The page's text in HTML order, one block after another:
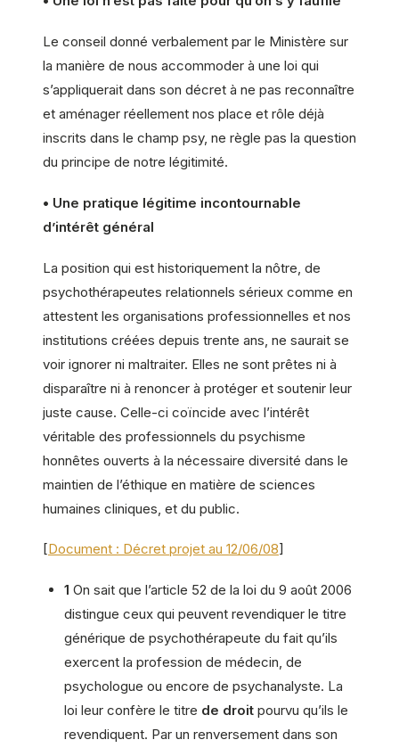
Le conseil donné verbalement par le Ministère sur
la manière de nous accommoder à une loi qui
s’appliquerait dans son décret à ne pas reconnaître
et aménager réellement nos place et rôle déjà
inscrits dans le champ psy, ne règle pas la question
du principe de notre légitimité.
• Une pratique légitime incontournable
d’intérêt général
La position qui est historiquement la nôtre, de
psychothérapeutes relationnels sérieux comme en
attestent les organisations professionnelles et nos
institutions créées depuis trente ans, ne saurait se
voir ignorer ni maltraiter. Elles ne sont prêtes ni à
disparaître ni à renoncer à protéger et soutenir leur
juste cause. Celle-ci coïncide avec l’intérêt
véritable des professionnels du psychisme
honnêtes ouverts à la nécessaire diversité dans le
maintien de l’éthique en matière de sciences
humaines cliniques, et du public.
[Document : Décret projet au 12/06/08]
1 On sait que l’article 52 de la loi du 9 août 2006
distingue ceux qui peuvent revendiquer le titre
générique de psychothérapeute du fait qu’ils
exercent la profession de médecin, de
psychologue ou encore de psychanalyste. La
loi leur confère le titre de droit pourvu qu’ils le
revendiquent. Par un renversement dans son